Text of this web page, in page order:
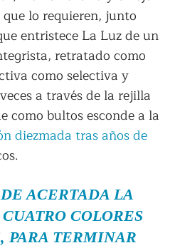
lo requieren, junto
entristece La Luz de un
retratado como
como selectiva y
a través de la rejilla
como bultos esconde a la
diezmada tras años de
ACERTADA LA
COLORES
PARA TERMINAR